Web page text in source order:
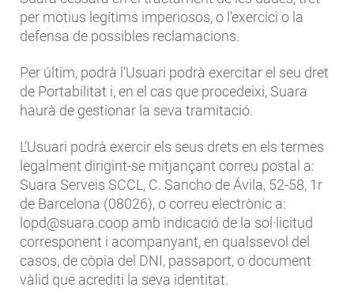
per motius legítims imperiosos, o l’exercici o la
defensa de possibles reclamacions.
Per últim, podrà l’Usuari podrà exercitar el seu dret
de Portabilitat i, en el cas que procedeixi, Suara
haurà de gestionar la seva tramitació.
L’Usuari podrà exercir els seus drets en els termes
legalment dirigint-se mitjançant correu postal a:
Suara Serveis SCCL, C. Sancho de Ávila, 52-58, 1r
de Barcelona (08026), o correu electrònic a:
lopd@suara.coop amb indicació de la sol·licitud
corresponent i acompanyant, en qualssevol del
casos, de còpia del DNI, passaport, o document
vàlid que acrediti la seva identitat.